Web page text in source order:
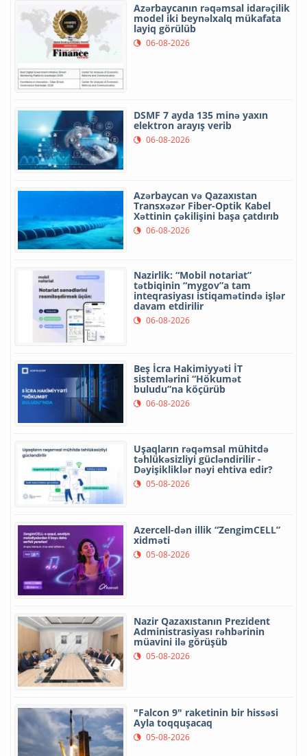
Azərbaycanın rəqəmsal idarəçilik
model iki beynəlxalq mükafata
layiq görülüb
06-08-2026
DSMF 7 ayda 135 minə yaxın
elektron arayış verib
06-08-2026
Azərbaycan və Qazaxıstan
Transxəzər Fiber-Optik Kabel
Xəttinin çəkilişini başa çatdırıb
06-08-2026
Nazirlik: “Mobil notariat”
tətbiqinin “mygov”a tam
inteqrasiyası istiqamətində işlər
davam etdirilir
06-08-2026
Beş İcra Hakimiyyəti İT
sistemlərini “Hökumət
buludu”na köçürüb
06-08-2026
Uşaqların rəqəmsal mühitdə
təhlükəsizliyi gücləndirilir -
Dəyişikliklər nəyi ehtiva edir?
05-08-2026
Azercell-dən illik “ZengimCELL”
xidməti
05-08-2026
Nazir Qazaxıstanın Prezident
Administrasiyası rəhbərinin
müavini ilə görüşüb
05-08-2026
"Falcon 9" raketinin bir hissəsi
Ayla toqquşacaq
05-08-2026